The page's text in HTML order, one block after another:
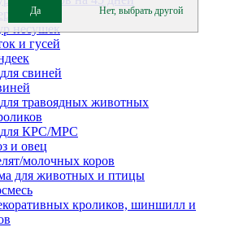
Да Нет, выбрать другой
несушек
и гусей
свиней
травоядных животных
КРС/МРС
и овец
молочных коров
для животных и птицы
кроликов, шиншилл и